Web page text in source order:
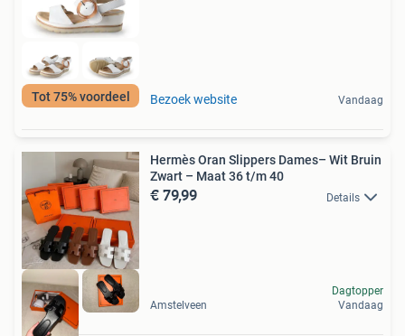
Tot 75% voordeel Bezoek website Vandaag
Hermès Oran Slippers Dames– Wit Bruin
Zwart – Maat 36 t/m 40
€ 79,99 Details
Amstelveen
Dagtopper
Vandaag